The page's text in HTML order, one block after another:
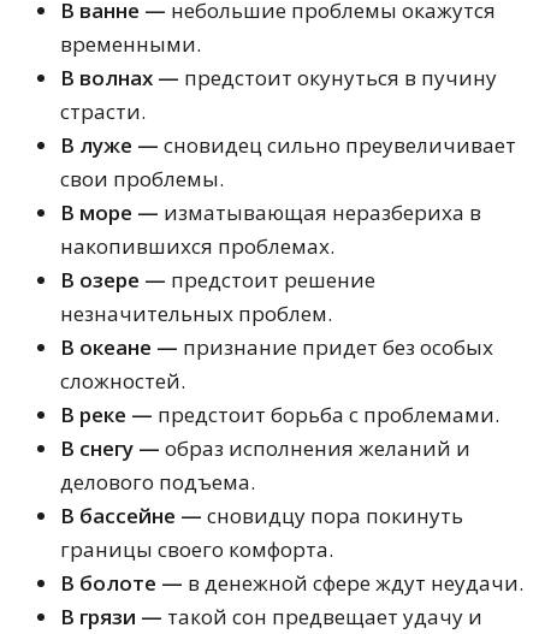
Летний сонник
Творческий сонник
Большой сонник Натальи
Степановой
Сонник Г. Иванова
Сонник Шиллера-Школьника
Звездный сонник
Сонник Медеи
Сонник домохозяйки
Сонник будущего
Универсальный сонник
Сонник Морозовой
Сонник Желтого Императора
Сонник подсознания
В ванне — небольшие проблемы окажутся
временными.
В волнах — предстоит окунуться в пучину
страсти.
В луже — сновидец сильно преувеличивает
свои проблемы.
В море — изматывающая неразбериха в
накопившихся проблемах.
В озере — предстоит решение
незначительных проблем.
В океане — признание придет без особых
сложностей.
В реке — предстоит борьба с проблемами.
В снегу — образ исполнения желаний и
делового подъема.
В бассейне — сновидцу пора покинуть
границы своего комфорта.
В болоте — в денежной сфере ждут неудачи.
В грязи — такой сон предвещает удачу и